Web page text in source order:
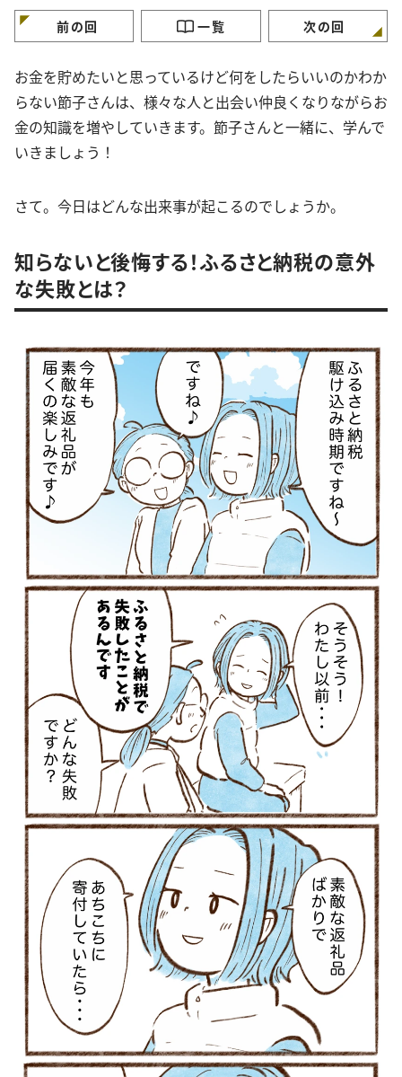
前の回 一覧 次の回
お金を貯めたいと思っているけど何をしたらいいのかわか
らない節子さんは、様々な人と出会い仲良くなりながらお
金の知識を増やしていきます。節子さんと一緒に、学んで
いきましょう！
さて。今日はどんな出来事が起こるのでしょうか。
知らないと後悔する！ふるさと納税の意外
な失敗とは？